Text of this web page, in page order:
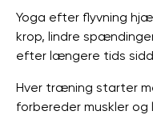
Yoga efter flyvning
krop, lindre
efter længere tids
Hver træning starter
forbereder muskler